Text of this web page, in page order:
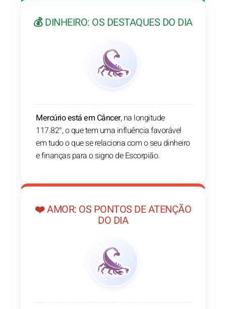
💰 DINHEIRO: OS DESTAQUES DO DIA
Mercúrio está em Câncer, na longitude
117.82°, o que tem uma influência favorável
em tudo o que se relaciona com o seu dinheiro
e finanças para o signo de Escorpião.
❤️ AMOR: OS PONTOS DE ATENÇÃO
DO DIA